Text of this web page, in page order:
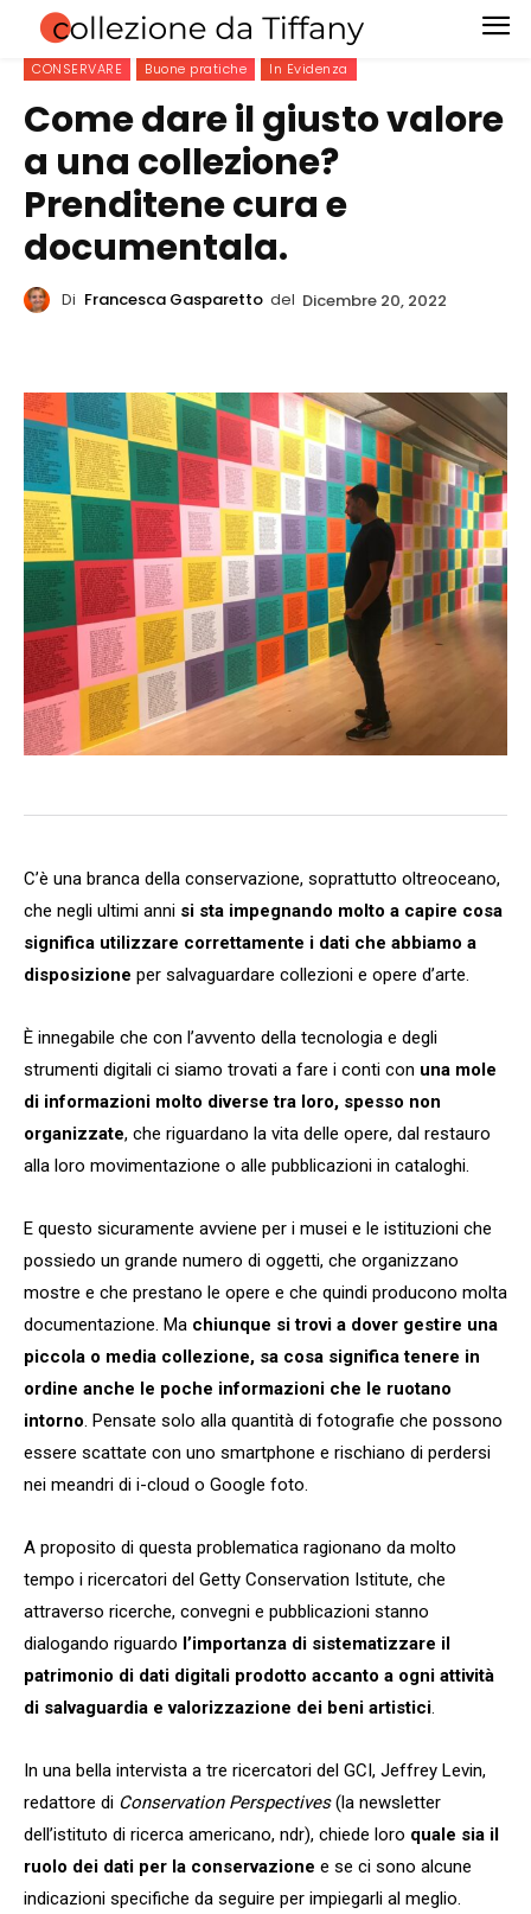
CONSERVARE Buone pratiche In Evidenza
Come dare il giusto valore
a una collezione?
Prenditene cura e
documentala.
Di Francesca Gasparetto del Dicembre 20, 2022
C’è una branca della conservazione, soprattutto oltreoceano,
che negli ultimi anni si sta impegnando molto a capire cosa
significa utilizzare correttamente i dati che abbiamo a
disposizione per salvaguardare collezioni e opere d’arte.
È innegabile che con l’avvento della tecnologia e degli
strumenti digitali ci siamo trovati a fare i conti con una mole
di informazioni molto diverse tra loro, spesso non
organizzate, che riguardano la vita delle opere, dal restauro
alla loro movimentazione o alle pubblicazioni in cataloghi.
E questo sicuramente avviene per i musei e le istituzioni che
possiedo un grande numero di oggetti, che organizzano
mostre e che prestano le opere e che quindi producono molta
documentazione. Ma chiunque si trovi a dover gestire una
piccola o media collezione, sa cosa significa tenere in
ordine anche le poche informazioni che le ruotano
intorno. Pensate solo alla quantità di fotografie che possono
essere scattate con uno smartphone e rischiano di perdersi
nei meandri di i-cloud o Google foto.
A proposito di questa problematica ragionano da molto
tempo i ricercatori del Getty Conservation Istitute, che
attraverso ricerche, convegni e pubblicazioni stanno
dialogando riguardo l’importanza di sistematizzare il
patrimonio di dati digitali prodotto accanto a ogni attività
di salvaguardia e valorizzazione dei beni artistici.
In una bella intervista a tre ricercatori del GCI, Jeffrey Levin,
redattore di Conservation Perspectives(la newsletter
dell’istituto di ricerca americano, ndr), chiede loro quale sia il
ruolo dei dati per la conservazione e se ci sono alcune
indicazioni specifiche da seguire per impiegarli al meglio.